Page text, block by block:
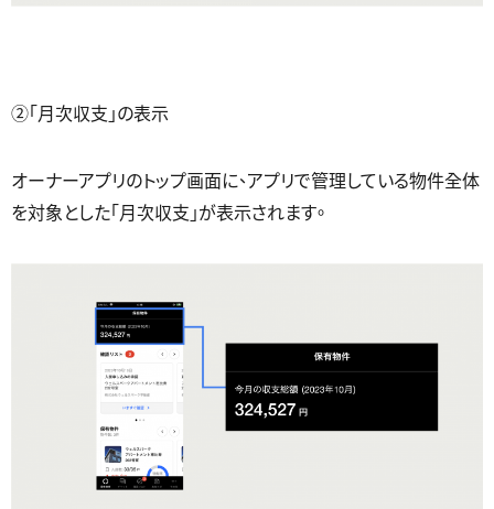
②「月次収支」の表示
オーナーアプリのトップ画面に、アプリで管理している物件全体
を対象とした「月次収支」が表示されます。